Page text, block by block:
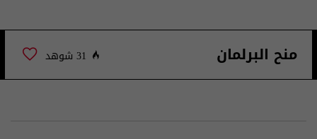
منح البرلمان 31 شوهد